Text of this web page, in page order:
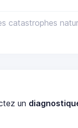
catastrophes
un